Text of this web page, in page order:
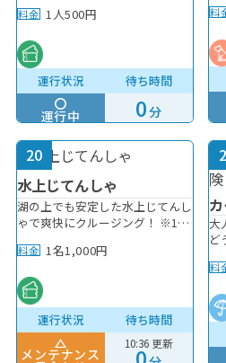
料金 1人500円
運行状況
運行中
待ち時間
0分
ん
3
り
料
20
水上じてんしゃ
湖の上でも安定した水上じてんし
ゃで爽快にクルージング！ ※1回
以上）と2人乗りの利用のみ
料金 1名1,000円
運行状況
メンテナンス
待ち時間
10:36 更新
大
ど
湖
「
3
料
ベビーカー・車椅子
コインロッカー
券売機
ドッグラン
フード
ショップ